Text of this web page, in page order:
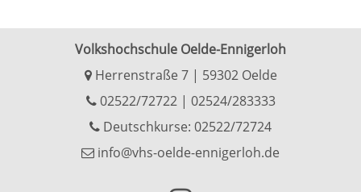
Volkshochschule Oelde-Ennigerloh
Herrenstraße 7 | 59302 Oelde
02522/72722| 02524/283333
Deutschkurse: 02522/72724
info@vhs-oelde-ennigerloh.de